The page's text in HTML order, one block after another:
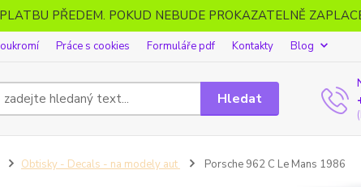
PŘEDEM. POKUD NEBUDE PROKAZATELNĚ
Práce s cookies Formuláře pdf Kontakty Blog
Hledat
Obtisky - Decals - na modely aut Porsche 962 C Le Mans 1986